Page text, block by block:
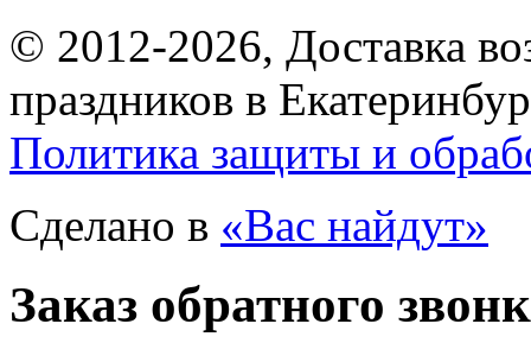
© 2012-2026, Доставка
праздников в
Политика защиты и
Сделано в «Вас найдут»
Заказ обратного